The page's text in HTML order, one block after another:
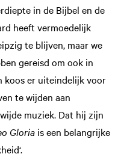
in de Bijbel en de
heeft vermoedelijk
te blijven, maar we
gereisd om ook in
koos er uiteindelijk voor
te wijden aan
muziek. Dat hij zijn
Gloria is een belangrijke